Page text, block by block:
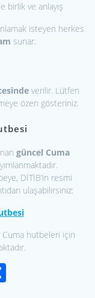
birlik ve anlayış
isteyen herkes
sunar.
verilir. Lütfen
özen gösteriniz.
güncel Cuma
DİTİB’in resmi
ulaşabilirsiniz:
Cuma hutbeleri için